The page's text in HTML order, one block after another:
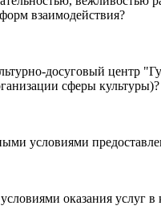
взаимодействия?
родственникам и знакомым (могли бы
сферы культуры)?
условиями
ли Вы в целом условиями